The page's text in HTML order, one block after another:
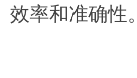
效率和准确性。